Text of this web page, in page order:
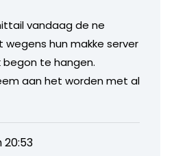
vandaag de ne
hun makke server
te hangen.
aan het worden met al
20:53